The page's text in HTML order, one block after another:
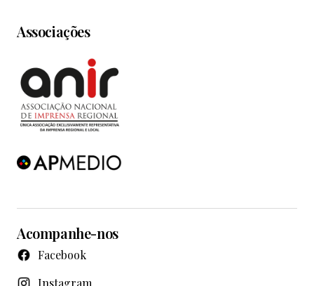
Associações
Acompanhe-nos
Facebook
Instagram